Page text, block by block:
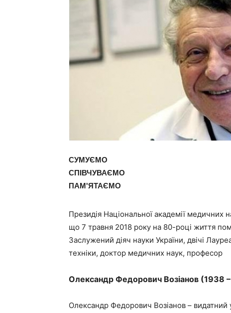
СУМУЄМО
СПІВЧУВАЄМО
ПАМ'ЯТАЄМО
Президія Національної академії медичних
що 7 травня 2018 року на 80-році життя
Заслужений діяч науки України, двічі
техніки, доктор медичних наук, професор
Олександр Федорович Возіанов (1938
Олександр Федорович Возіанов – видатний